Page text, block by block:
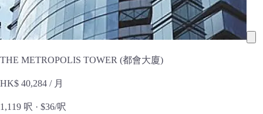
THE METROPOLIS TOWER (都會大廈)
HK$ 40,284 / 月
1,119 呎 · $36/呎